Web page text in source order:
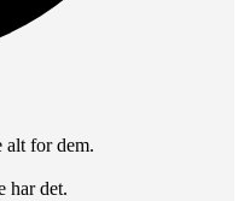
alt for dem.
har det.